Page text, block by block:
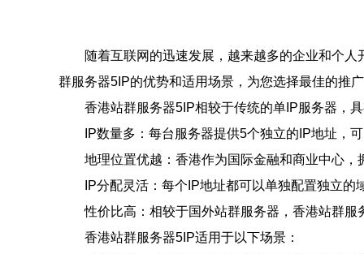
随着互联网的迅速发展，越来越多的企业和个
群服务器5IP的优势和适用场景，为您选择最佳的推
香港站群服务器5IP相较于传统的单IP服务器，
IP数量多：每台服务器提供5个独立的IP地址，
地理位置优越：香港作为国际金融和商业中心
IP分配灵活：每个IP地址都可以单独配置独立
性价比高：相较于国外站群服务器，香港站群
香港站群服务器5IP适用于以下场景：